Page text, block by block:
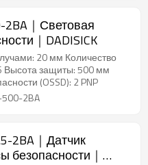
2BA｜Световая
｜DADISICK
20 мм Количество
Высота защиты: 500 мм
(OSSD): 2 PNP
2BA
2BA｜Датчик
безопасности｜